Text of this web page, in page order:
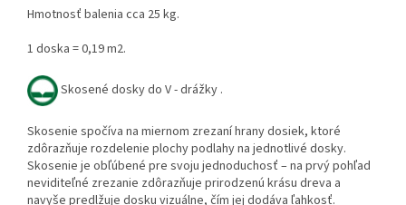
Hmotnosť balenia cca 25 kg.
1 doska = 0,19 m2.
Skosené dosky do V - drážky .
Skosenie spočíva na miernom zrezaní hrany dosiek, ktoré
zdôrazňuje rozdelenie plochy podlahy na jednotlivé dosky.
Skosenie je obľúbené pre svoju jednoduchosť – na prvý pohľad
neviditeľné zrezanie zdôrazňuje prirodzenú krásu dreva a
navyše predlžuje dosku vizuálne, čím jej dodáva ľahkosť.